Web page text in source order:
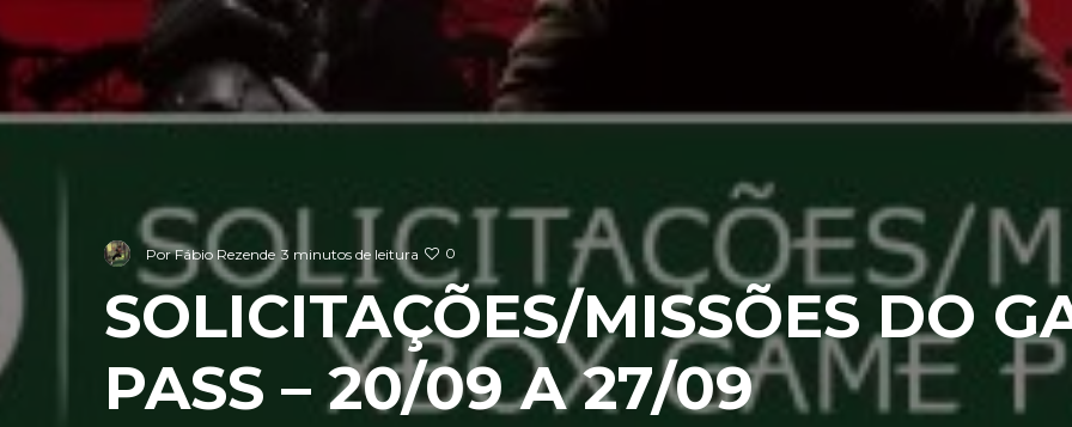
PorFábio Rezende 3 minutos de leitura 0
SOLICITAÇÕES/MISSÕES DO
PASS – 20/09 A 27/09